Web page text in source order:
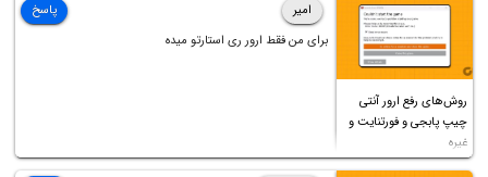
روش‌های رفع ارور آنتی
چیپ پابجی و فورتنایت و
غیره
امیر
برای من فقط ارور ری استارتو میده
پاسخ